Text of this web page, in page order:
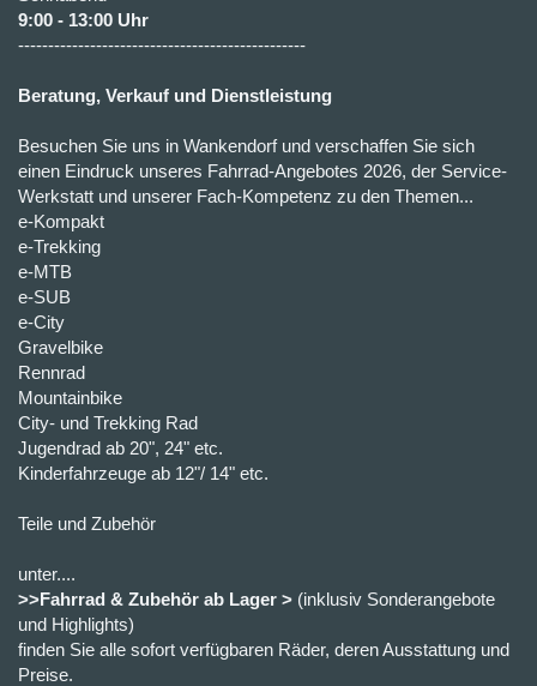
9:00 - 13:00 Uhr
------------------------------------------------
Beratung, Verkauf und Dienstleistung
Besuchen Sie uns in Wankendorf und verschaffen Sie sich
einen Eindruck unseres Fahrrad-Angebotes 2026, der Service-
Werkstatt und unserer Fach-Kompetenz zu den Themen...
e-Kompakt
e-Trekking
e-MTB
e-SUB
e-City
Gravelbike
Rennrad
Mountainbike
City- und Trekking Rad
Jugendrad ab 20", 24" etc.
Kinderfahrzeuge ab 12"/ 14" etc.
Teile und Zubehör
unter....
>>Fahrrad & Zubehör ab Lager > (inklusiv Sonderangebote
und Highlights)
finden Sie alle sofort verfügbaren Räder, deren Ausstattung und
Preise.